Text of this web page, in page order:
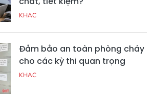
KHAC
Đảm bảo an toàn phòng cháy
cho các kỳ thi quan trọng
KHAC